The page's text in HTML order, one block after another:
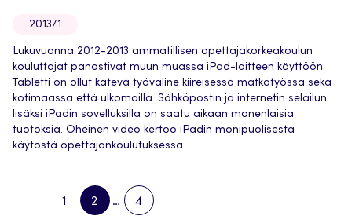
2013/1
Lukuvuonna 2012-2013 ammatillisen opettajakorkeakoulun
kouluttajat panostivat muun muassa iPad-laitteen käyttöön.
Tabletti on ollut kätevä työväline kiireisessä matkatyössä sekä
kotimaassa että ulkomailla. Sähköpostin ja internetin selailun
lisäksi iPadin sovelluksilla on saatu aikaan monenlaisia
tuotoksia. Oheinen video kertoo iPadin monipuolisesta
käytöstä opettajankoulutuksessa.
PREVIOUS
PAGE
1
PAGE
2
…
PAGE
4